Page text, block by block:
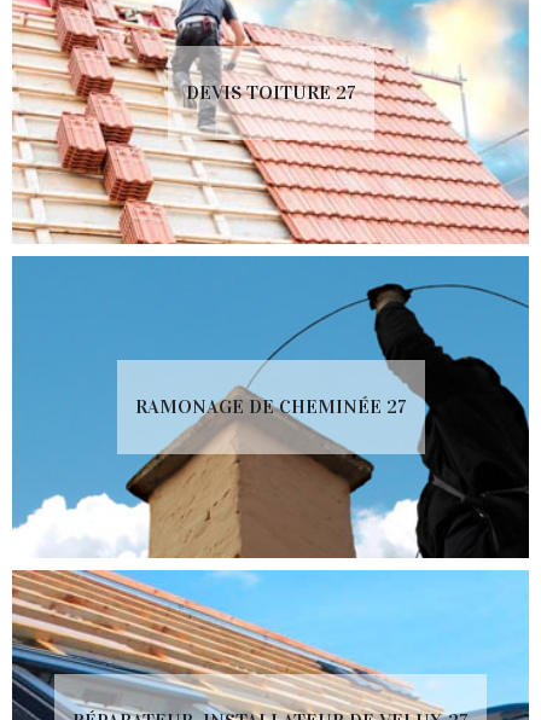
DEVIS TOITURE 27
RAMONAGE DE CHEMINÉE 27